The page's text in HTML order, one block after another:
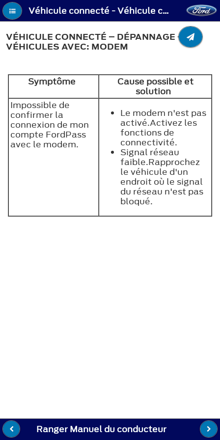
Véhicule connecté - Véhicule connecté – Dépannage - Véhicules avec: Modem
VÉHICULE CONNECTÉ – DÉPANNAGE -
VÉHICULES AVEC: MODEM
Symptôme
Cause possible et
solution
Impossible de
confirmer la
connexion de mon
compte FordPass
avec le modem.
Le modem n'est pas
activé.Activez les
fonctions de
connectivité.
Signal réseau
faible.Rapprochez
le véhicule d'un
endroit où le signal
du réseau n'est pas
bloqué.
Ranger Manuel du conducteur